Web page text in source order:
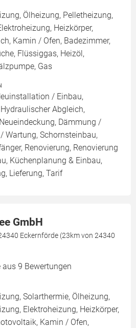
Ölheizung, Pelletheizung,
Heizkörper,
Kamin / Ofen, Badezimmer,
Flüssiggas, Heizöl,
Gas
/ Einbau,
Abgleich,
Dämmung /
Wartung, Schornsteinbau,
Renovierung, Renovierung
Küchenplanung & Einbau,
Lieferung, Tarif
GmbH
Eckernförde (23km von 24340
aus 9 Bewertungen
Solarthermie, Ölheizung,
Elektroheizung, Heizkörper,
Kamin / Ofen,